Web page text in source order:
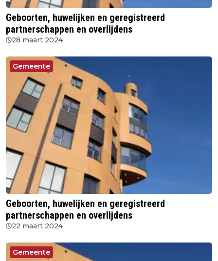
Geboorten, huwelijken en geregistreerd
partnerschappen en overlijdens
28 maart 2024
Gemeente
Geboorten, huwelijken en geregistreerd
partnerschappen en overlijdens
22 maart 2024
Gemeente